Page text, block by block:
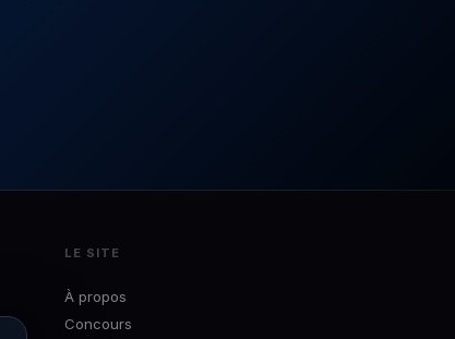
LE SITE
À propos
Concours